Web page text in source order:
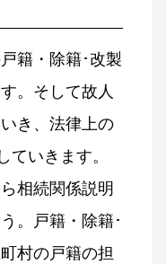
籍・除籍･改製
。そして故人
き、法律上の
ていきます。
相続関係説明
。戸籍・除籍･
村の戸籍の担